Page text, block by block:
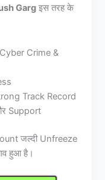
Garg इस तरह के
Crime &
Track Record
Support
जल्दी Unfreeze
हुआ है।